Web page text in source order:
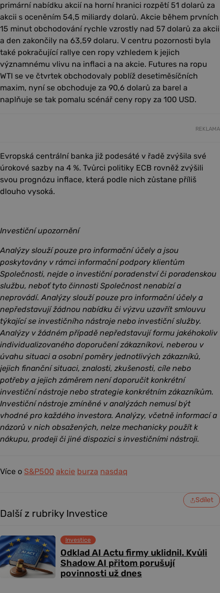
primární nabídku akcií na horní hranici rozpětí 51 dolarů za
akcii s oceněním 54,5 miliardy dolarů. Akcie během prvních
15 minut obchodování rychle vzrostly nad 57 dolarů za akcii
a den zakončily na 63,59 dolaru. V centru pozornosti byla
také pokračující rallye cen ropy vzhledem k jejich
významnému vlivu na inflaci a na akcie. Futures na ropu
WTI se ve čtvrtek obchodovaly poblíž desetiměsíčních
maxim, nyní se obchoduje za 90,6 dolarů za barel a
naplňuje se tak pomalu scénář ceny ropy za 100 USD.
REKLAMA
Evropská centrální banka již podesáté v řadě zvýšila své
úrokové sazby na 4 %. Tvůrci politiky ECB rovněž zvýšili
svou prognózu inflace, která podle nich zůstane příliš
dlouho vysoká.
Investiční upozornění
Analýzy slouží pouze pro informační účely a jsou
poskytovány v rámci informační podpory klientům
Společnosti, nejde o investiční poradenství či poradenskou
službu, neboť tyto činnosti Společnost nenabízí a
neprovádí. Analýzy slouží pouze pro informační účely a
nepředstavují žádnou nabídku či výzvu uzavřít smlouvu
týkající se investičního nástroje nebo investiční služby.
Analýzy v žádném případě nepředstavují formu jakéhokoliv
individualizovaného doporučení zákazníkovi, neberou v
úvahu situaci a osobní poměry jednotlivých zákazníků,
jejich finanční situaci, znalosti, zkušenosti, cíle nebo
potřeby a jejich záměrem není doporučit konkrétní
investiční nástroje nebo strategie konkrétním zákazníkům.
Investiční nástroje zmíněné v analýzách nemusí být
vhodné pro každého investora. Analýzy, včetně informací a
názorů v nich obsažených, nelze mechanicky použít k
nákupu, prodeji či jiné dispozici s investičními nástroji.
Více o S&P500 akcie burza nasdaq
Sdílet
Další z rubriky Investice
Odklad AI Actu firmy uklidnil. Kvůli
Shadow AI přitom porušují
povinnosti už dnes
Investice